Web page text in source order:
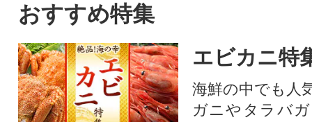
おすすめ特集
エビカニ特
海鮮の中でも人
ガニやタラバ